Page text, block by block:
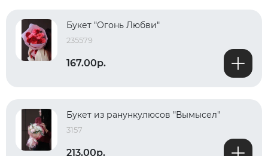
Букет "Огонь Любви"
235579
167.00р.
Букет из ранункулюсов "Вымысел"
3157
213.00р.